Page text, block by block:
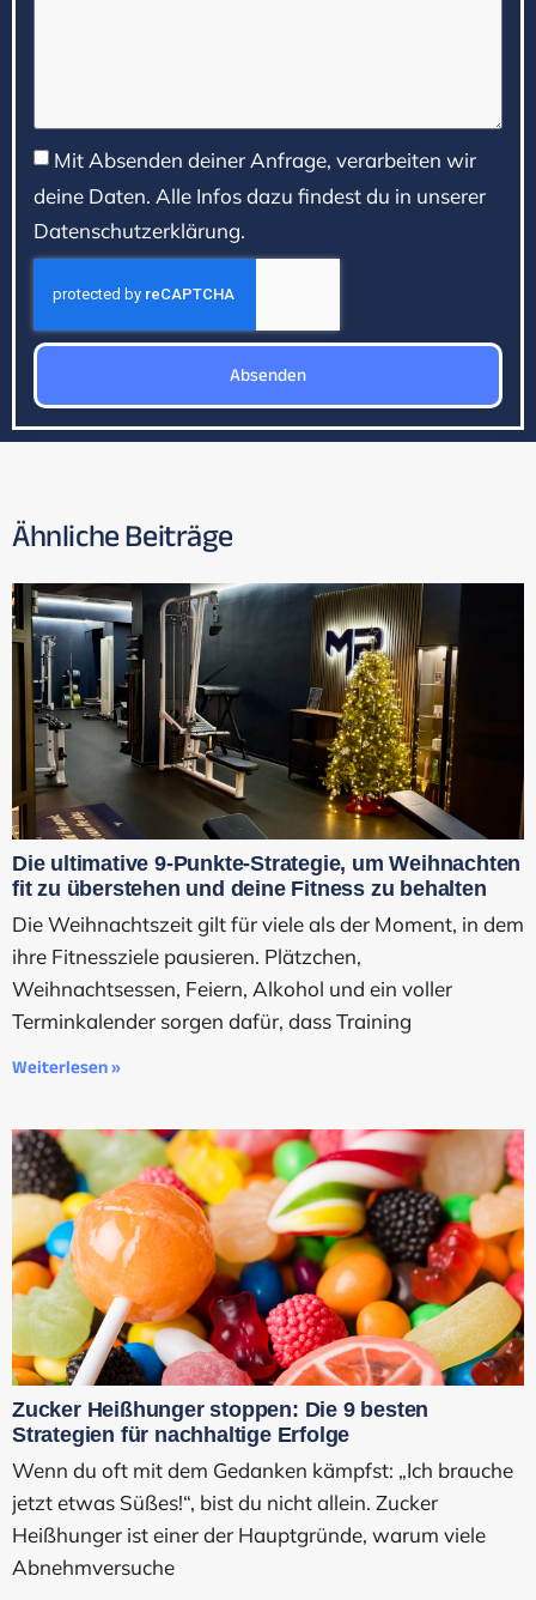
Mit Absenden deiner Anfrage, verarbeiten wir
deine Daten. Alle Infos dazu findest du in unserer
Datenschutzerklärung.
Absenden
Ähnliche Beiträge
Die ultimative 9-Punkte-Strategie, um Weihnachten
fit zu überstehen und deine Fitness zu behalten
Die Weihnachtszeit gilt für viele als der Moment, in dem
ihre Fitnessziele pausieren. Plätzchen,
Weihnachtsessen, Feiern, Alkohol und ein voller
Terminkalender sorgen dafür, dass Training
Weiterlesen »
Zucker Heißhunger stoppen: Die 9 besten
Strategien für nachhaltige Erfolge
Wenn du oft mit dem Gedanken kämpfst: „Ich brauche
jetzt etwas Süßes!“, bist du nicht allein. Zucker
Heißhunger ist einer der Hauptgründe, warum viele
Abnehmversuche